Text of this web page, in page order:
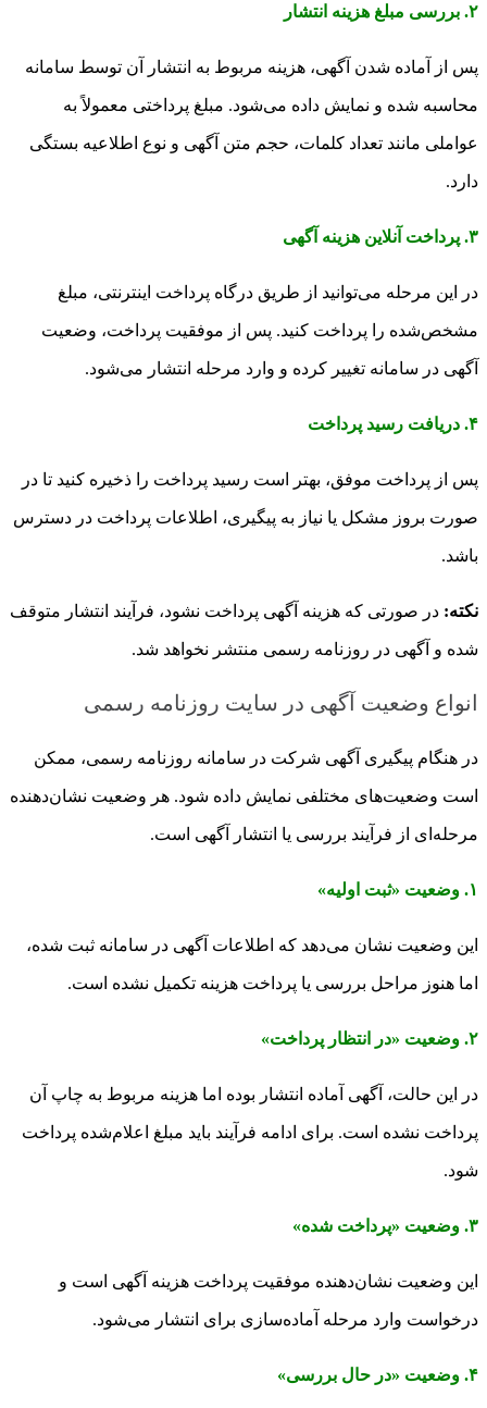
۲. بررسی مبلغ هزینه انتشار
پس از آماده شدن آگهی، هزینه مربوط به انتشار آن توسط سامانه
محاسبه شده و نمایش داده می‌شود. مبلغ پرداختی معمولاً به
عواملی مانند تعداد کلمات، حجم متن آگهی و نوع اطلاعیه بستگی
دارد.
۳. پرداخت آنلاین هزینه آگهی
در این مرحله می‌توانید از طریق درگاه پرداخت اینترنتی، مبلغ
مشخص‌شده را پرداخت کنید. پس از موفقیت پرداخت، وضعیت
آگهی در سامانه تغییر کرده و وارد مرحله انتشار می‌شود.
۴. دریافت رسید پرداخت
پس از پرداخت موفق، بهتر است رسید پرداخت را ذخیره کنید تا در
صورت بروز مشکل یا نیاز به پیگیری، اطلاعات پرداخت در دسترس
باشد.
نکته: در صورتی که هزینه آگهی پرداخت نشود، فرآیند انتشار متوقف
شده و آگهی در روزنامه رسمی منتشر نخواهد شد.
انواع وضعیت آگهی در سایت روزنامه رسمی
در هنگام پیگیری آگهی شرکت در سامانه روزنامه رسمی، ممکن
است وضعیت‌های مختلفی نمایش داده شود. هر وضعیت نشان‌دهنده
مرحله‌ای از فرآیند بررسی یا انتشار آگهی است.
۱. وضعیت «ثبت اولیه»
این وضعیت نشان می‌دهد که اطلاعات آگهی در سامانه ثبت شده،
اما هنوز مراحل بررسی یا پرداخت هزینه تکمیل نشده است.
۲. وضعیت «در انتظار پرداخت»
در این حالت، آگهی آماده انتشار بوده اما هزینه مربوط به چاپ آن
پرداخت نشده است. برای ادامه فرآیند باید مبلغ اعلام‌شده پرداخت
شود.
۳. وضعیت «پرداخت شده»
این وضعیت نشان‌دهنده موفقیت پرداخت هزینه آگهی است و
درخواست وارد مرحله آماده‌سازی برای انتشار می‌شود.
۴. وضعیت «در حال بررسی»